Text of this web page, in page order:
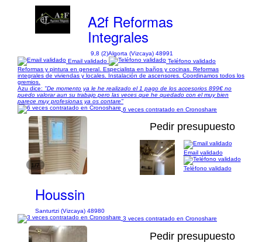
A2f Reformas
Integrales
9,8 (2)Algorta (Vizcaya) 48991
Email validado
Teléfono validado
Reformas y pintura en general. Especialista en baños y cocinas. Reformas
integrales de viviendas y locales. Instalación de ascensores. Coordinamos todos los
gremios.
Azu dice: "De momento ya le he realizado el 1 pago de los accesorios 899€ no
puedo valorar aun su trabajo pero las veces que he quedado con el muy bien
parece muy profesionas ya os contare"
6 veces contratado en Cronoshare
1/7
Pedir presupuesto
Houssin
Santurtzi (Vizcaya) 48980
Email validado
Teléfono validado
3 veces contratado en Cronoshare
Pedir presupuesto